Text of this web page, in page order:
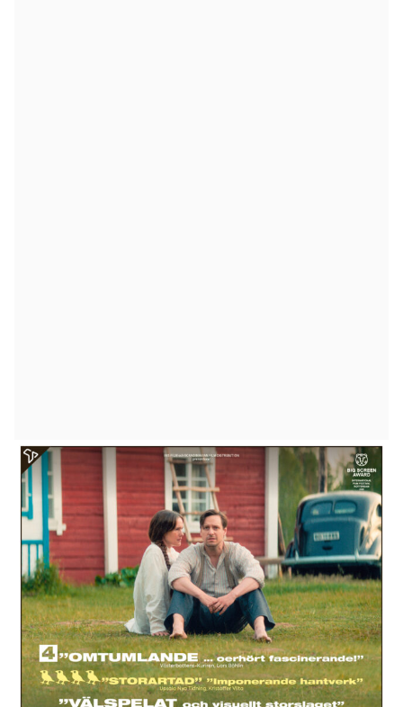
Det är 1930-tal och en karismatisk predikant
trollbinder byborna under sina väckelsemöten i
Tornedalen. Bland hans anhängare finns läraren
Rakel och hennes man Teodor. Efter att ha fått en
uppenbarelse tar Teodor över som rörelsens ledare
och börjar styra den i en oroväckande riktning. Det
blir en accelererande färd in i mörkret som tvingar
Rakel att välja sida en gång för alla.
Ett mörkt och intensivt drama om den
mytomspunna Korpelarörelsen som uppstod i
Tornedalen under 1930-talet. Korpelanerna var